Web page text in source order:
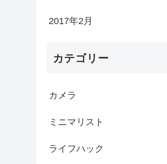
2017年2月
カテゴリー
カメラ
ミニマリスト
ライフハック